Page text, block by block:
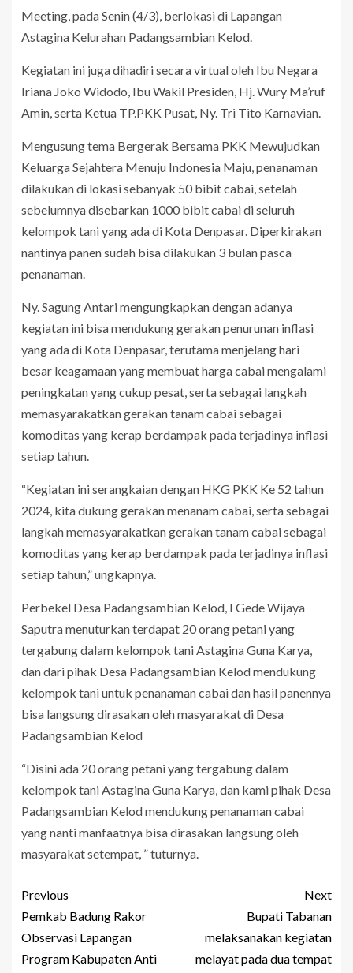
Meeting, pada Senin (4/3), berlokasi di Lapangan
Astagina Kelurahan Padangsambian Kelod.
Kegiatan ini juga dihadiri secara virtual oleh Ibu Negara
Iriana Joko Widodo, Ibu Wakil Presiden, Hj. Wury Ma’ruf
Amin, serta Ketua TP.PKK Pusat, Ny. Tri Tito Karnavian.
Mengusung tema Bergerak Bersama PKK Mewujudkan
Keluarga Sejahtera Menuju Indonesia Maju, penanaman
dilakukan di lokasi sebanyak 50 bibit cabai, setelah
sebelumnya disebarkan 1000 bibit cabai di seluruh
kelompok tani yang ada di Kota Denpasar. Diperkirakan
nantinya panen sudah bisa dilakukan 3 bulan pasca
penanaman.
Ny. Sagung Antari mengungkapkan dengan adanya
kegiatan ini bisa mendukung gerakan penurunan inflasi
yang ada di Kota Denpasar, terutama menjelang hari
besar keagamaan yang membuat harga cabai mengalami
peningkatan yang cukup pesat, serta sebagai langkah
memasyarakatkan gerakan tanam cabai sebagai
komoditas yang kerap berdampak pada terjadinya inflasi
setiap tahun.
“Kegiatan ini serangkaian dengan HKG PKK Ke 52 tahun
2024, kita dukung gerakan menanam cabai, serta sebagai
langkah memasyarakatkan gerakan tanam cabai sebagai
komoditas yang kerap berdampak pada terjadinya inflasi
setiap tahun,” ungkapnya.
Perbekel Desa Padangsambian Kelod, I Gede Wijaya
Saputra menuturkan terdapat 20 orang petani yang
tergabung dalam kelompok tani Astagina Guna Karya,
dan dari pihak Desa Padangsambian Kelod mendukung
kelompok tani untuk penanaman cabai dan hasil panennya
bisa langsung dirasakan oleh masyarakat di Desa
Padangsambian Kelod
“Disini ada 20 orang petani yang tergabung dalam
kelompok tani Astagina Guna Karya, dan kami pihak Desa
Padangsambian Kelod mendukung penanaman cabai
yang nanti manfaatnya bisa dirasakan langsung oleh
masyarakat setempat, ” tuturnya.
Previous
Pemkab Badung Rakor
Observasi Lapangan
Program Kabupaten Anti
Next
Bupati Tabanan
melaksanakan kegiatan
melayat pada dua tempat